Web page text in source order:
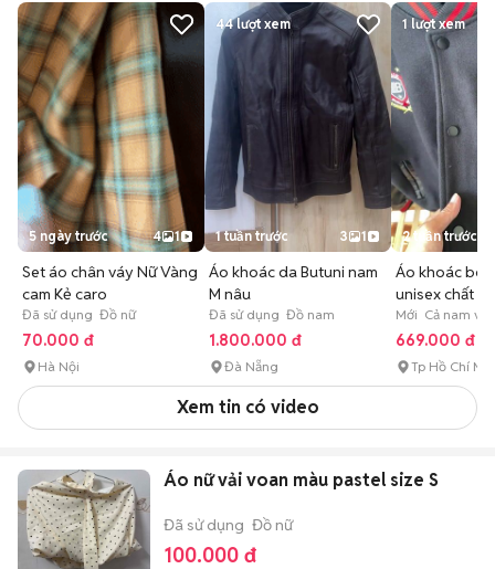
5 ngày trước 4 1
Set áo chân váy Nữ Vàng
cam Kẻ caro
Đã sử dụng Đồ nữ
70.000 đ
Hà Nội
44lượt xem
1 tuần trước 3 1
Áo khoác da Butuni nam
M nâu
Đã sử dụng Đồ nam
1.800.000 đ
Đà Nẵng
1 lượt xem
2 tuần trước
Áo khoác
unisex chất
da xịn
Mới Cả nam và
669.000 đ
Tp Hồ Chí
Xem tin có video
Áo nữ vải voan màu pastel size S
Đã sử dụng Đồ nữ
100.000 đ